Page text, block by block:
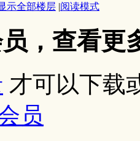
示全部楼层 |阅读模式
，查看更
才可以下载
员